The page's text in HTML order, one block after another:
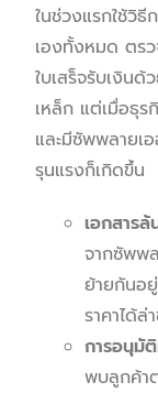
ในช่วงแรกใช้วิ
เองทั้งหมด ตรว
ใบเสร็จรับเงิน
เหล็ก แต่เมื่อธุ
และมีซัพพลายเ
รุนแรงก็เกิดขึ้น
เอกสาร
จากซัพพ
ย้ายกันอ
ราคาได้ล่
การอนุมั
พบลูกค้า